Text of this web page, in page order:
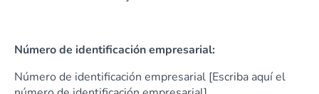
Número de identificación empresarial:
Número de identificación empresarial [Escriba aquí el